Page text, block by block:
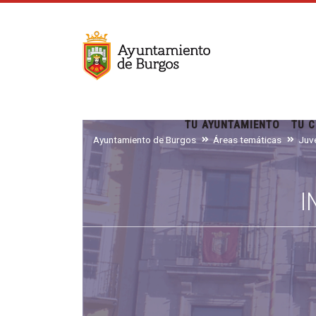
TU AYUNTAMIENTO TU
Ayuntamiento de Burgos Áreas temáticas